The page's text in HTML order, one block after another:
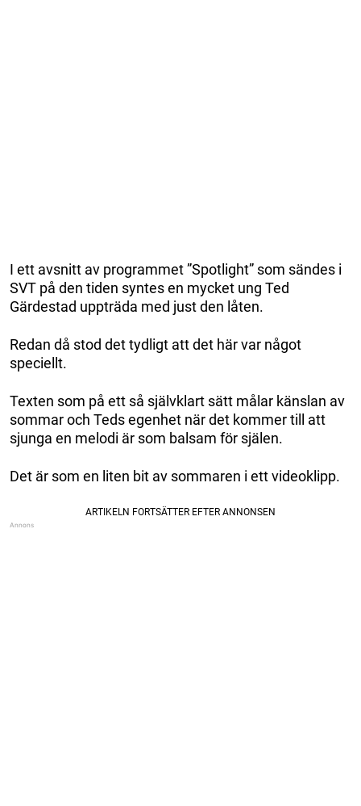
I ett avsnitt av programmet ”Spotlight” som sändes i
SVT på den tiden syntes en mycket ung Ted
Gärdestad uppträda med just den låten.
Redan då stod det tydligt att det här var något
speciellt.
Texten som på ett så självklart sätt målar känslan av
sommar och Teds egenhet när det kommer till att
sjunga en melodi är som balsam för själen.
Det är som en liten bit av sommaren i ett videoklipp.